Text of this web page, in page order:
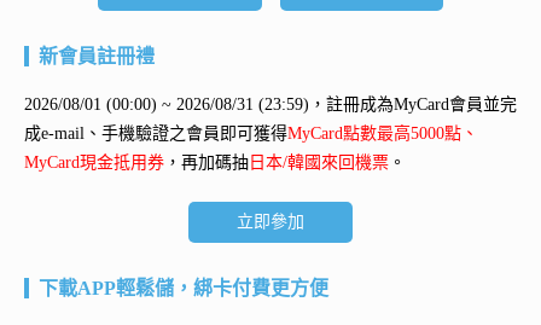
新會員註冊禮
2026/08/01 (00:00) ~ 2026/08/31 (23:59)，註冊成為MyCard會員並完
成e-mail、手機驗證之會員即可獲得MyCard點數最高5000點、
MyCard現金抵用券 ，再加碼抽 日本/韓國來回機票 。
立即參加
下載APP輕鬆儲，綁卡付費更方便